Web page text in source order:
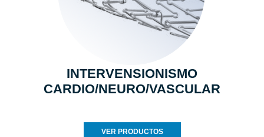
INTERVENSIONISMO
CARDIO/NEURO/VASCULAR
VER PRODUCTOS